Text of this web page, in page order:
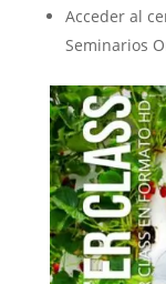
Acceder al
Seminarios